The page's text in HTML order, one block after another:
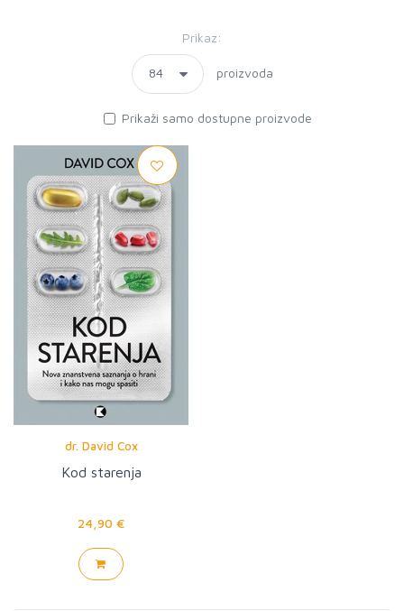
Prikaz:
proizvoda
Prikaži samo dostupne proizvode
dr. David Cox
Kod starenja
24,90 €